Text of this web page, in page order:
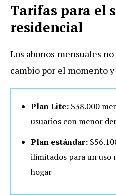
Tarifas para el
residencial
Los abonos mensuales
cambio por el momento
Plan Lite: $38.000
usuarios con menor
Plan estándar:
ilimitados para un uso
hogar